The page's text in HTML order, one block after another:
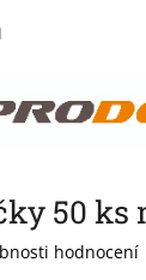
50 ks
hodnocení